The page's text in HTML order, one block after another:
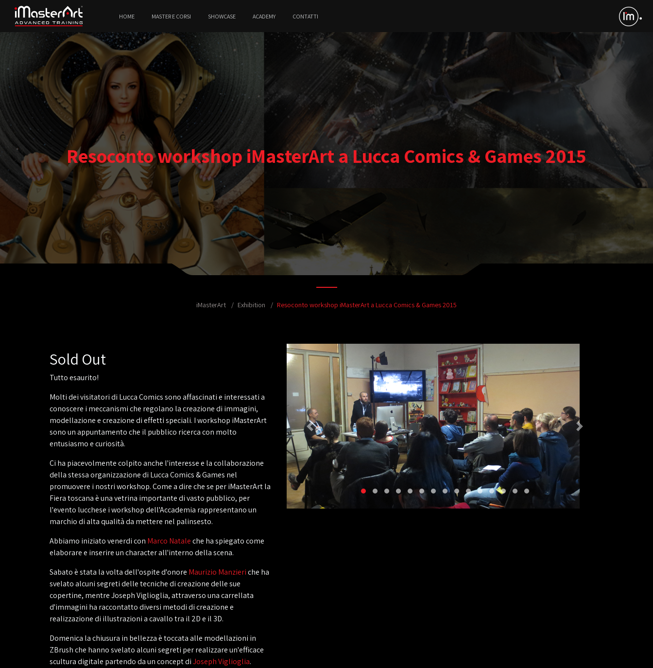
HOME MASTER E CORSI SHOWCASE ACADEMY CONTATTI
Resoconto workshop iMasterArt a Lucca Comics & Games 2015
iMasterArt Exhibition Resoconto workshop iMasterArt a Lucca Comics & Games 2015
Sold Out
Tutto esaurito!
Molti dei visitatori di Lucca Comics sono affascinati e interessati a
conoscere i meccanismi che regolano la creazione di immagini,
modellazione e creazione di effetti speciali. I workshop iMasterArt
sono un appuntamento che il pubblico ricerca con molto
entusiasmo e curiosità.
Ci ha piacevolmente colpito anche l'interesse e la collaborazione
della stessa organizzazione di Lucca Comics & Games nel
promuovere i nostri workshop. Come a dire che se per iMasterArt la
Fiera toscana è una vetrina importante di vasto pubblico, per
l'evento lucchese i workshop dell'Accademia rappresentano un
marchio di alta qualità da mettere nel palinsesto.
Abbiamo iniziato venerdi con Marco Nataleche ha spiegato come
elaborare e inserire un character all'interno della scena.
Sabato è stata la volta dell'ospite d'onore Maurizio Manzieriche ha
svelato alcuni segreti delle tecniche di creazione delle sue
copertine, mentre Joseph Viglioglia, attraverso una carrellata
d'immagini ha raccontatto diversi metodi di creazione e
realizzazione di illustrazioni a cavallo tra il 2D e il 3D.
Domenica la chiusura in bellezza è toccata alle modellazioni in
ZBrush che hanno svelato alcuni segreti per realizzare un'efficace
scultura digitale partendo da un concept diJoseph Viglioglia.